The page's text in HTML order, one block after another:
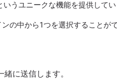
うユニークな機能を提供して
の中から1つを選択することが
に送信します。